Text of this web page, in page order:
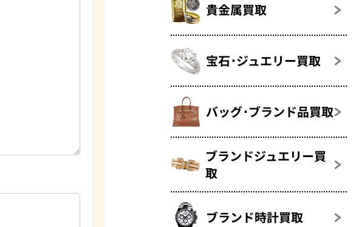
貴金属買取
宝石･ジュエリー買取
バッグ･ブランド品買取
ブランドジュエリー買
取
ブランド時計買取